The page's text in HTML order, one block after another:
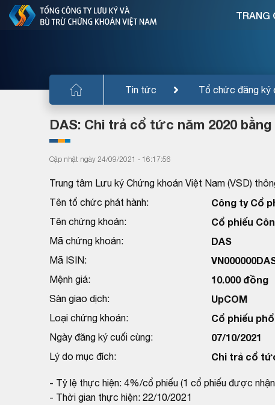
Tin tức Tổ chức đăng ký
TRANG
DAS: Chi trả cổ tức năm 2020
Cập nhật ngày 24/09/2021 - 16:17:56
Trung tâm Lưu ký Chứng khoán Việt Nam (VSD)
Tên tổ chức phát hành:
Công ty Cổ
Tên chứng khoán: Cổ phiếu
Mã chứng khoán: DAS
Mã ISIN:
Mệnh giá: 10.000 đồng
Sàn giao dịch: UpCOM
Loại chứng khoán: Cổ phiếu
Ngày đăng ký cuối cùng: 07/10/2021
Lý do mục đích: Chi trả cổ
- Tỷ lệ thực hiện: 4%/cổ phiếu (1 cổ phiếu được
- Thời gian thực hiện: 22/10/2021